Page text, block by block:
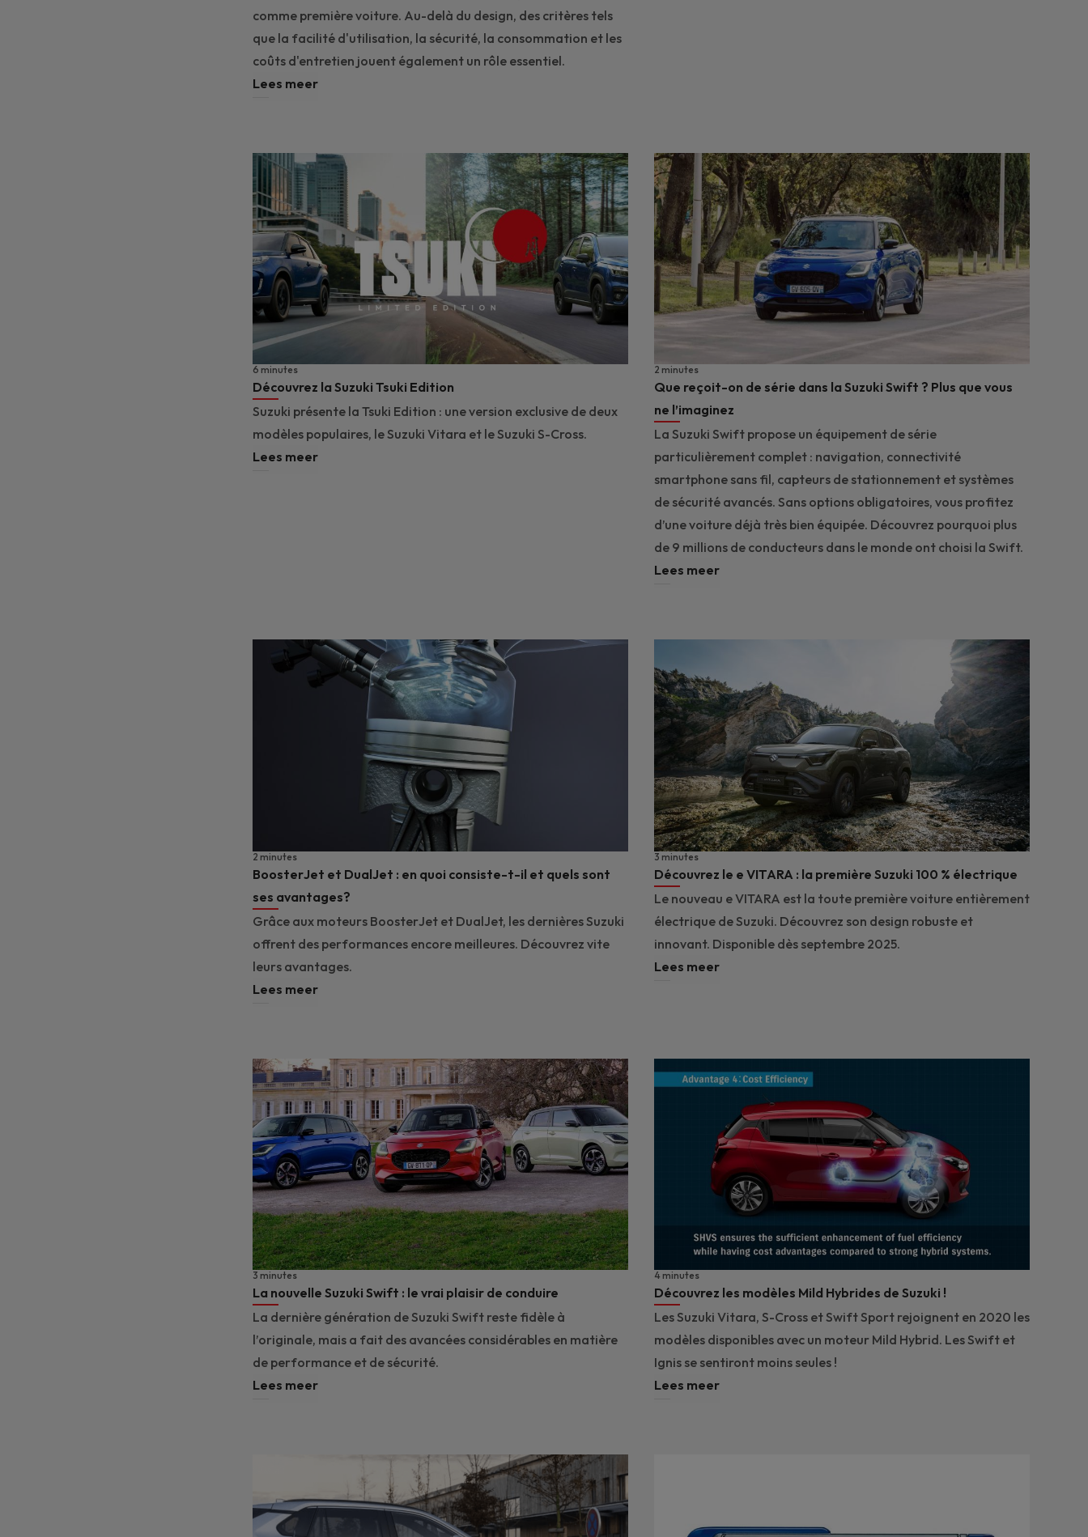
comme première voiture. Au-delà du design, des critères tels
que la facilité d'utilisation, la sécurité, la consommation et les
coûts d'entretien jouent également un rôle essentiel.
Lees meer
Découvrez la Suzuki Tsuki Edition
6 minutes
Suzuki présente la Tsuki Edition : une version exclusive de deux
modèles populaires, le Suzuki Vitara et le Suzuki S-Cross.
Lees meer
Que reçoit-on de série dans la Suzuki Swift ? Plus que vous
ne l’imaginez
2 minutes
La Suzuki Swift propose un équipement de série
particulièrement complet : navigation, connectivité
smartphone sans fil, capteurs de stationnement et systèmes
de sécurité avancés. Sans options obligatoires, vous profitez
d’une voiture déjà très bien équipée. Découvrez pourquoi plus
de 9 millions de conducteurs dans le monde ont choisi la Swift.
Lees meer
BoosterJet et DualJet : en quoi consiste-t-il et quels sont
ses avantages?
2 minutes
Grâce aux moteurs BoosterJet et DualJet, les dernières Suzuki
offrent des performances encore meilleures. Découvrez vite
leurs avantages.
Lees meer
Découvrez le e VITARA : la première Suzuki 100 % électrique
3 minutes
Le nouveau e VITARA est la toute première voiture entièrement
électrique de Suzuki. Découvrez son design robuste et
innovant. Disponible dès septembre 2025.
Lees meer
La nouvelle Suzuki Swift : le vrai plaisir de conduire
3 minutes
La dernière génération de Suzuki Swift reste fidèle à
l’originale, mais a fait des avancées considérables en matière
de performance et de sécurité.
Lees meer
Découvrez les modèles Mild Hybrides de Suzuki !
4 minutes
Les Suzuki Vitara, S-Cross et Swift Sport rejoignent en 2020 les
modèles disponibles avec un moteur Mild Hybrid. Les Swift et
Ignis se sentiront moins seules !
Lees meer